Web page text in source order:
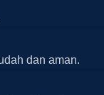
dan aman.